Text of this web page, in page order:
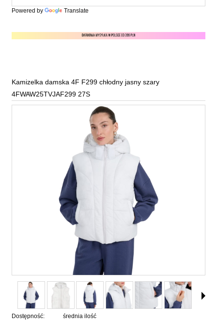
Powered by Translate
Kamizelka damska 4F F299 chłodny jasny szary
4FWAW25TVJAF299 27S
Dostępność:
średnia ilość